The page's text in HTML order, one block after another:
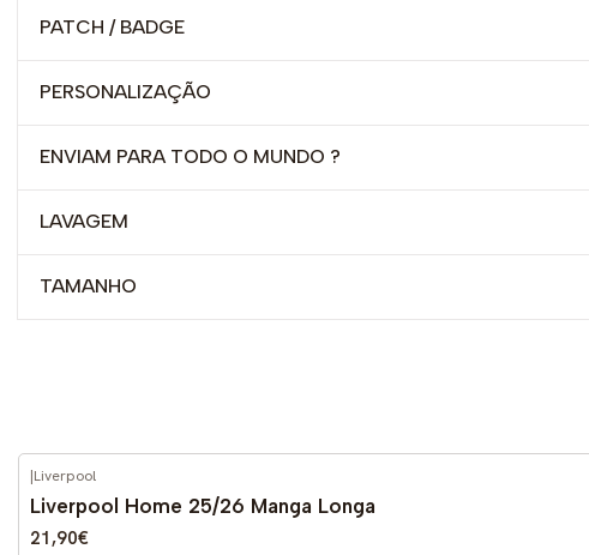
PATCH / BADGE
PERSONALIZAÇÃO
ENVIAM PARA TODO O MUNDO ?
LAVAGEM
TAMANHO
DESCONTO
|Liverpool
Liverpool Home 25/26 Manga Longa
21,90€